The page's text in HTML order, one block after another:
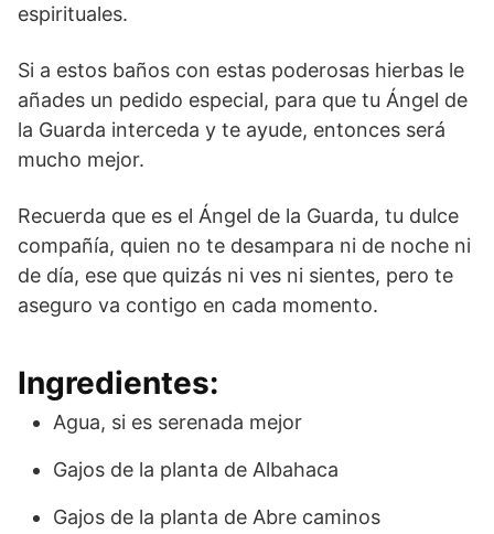
espirituales.
Si a estos baños con estas poderosas hierbas le
añades un pedido especial, para que tu Ángel de
la Guarda interceda y te ayude, entonces será
mucho mejor.
Recuerda que es el Ángel de la Guarda, tu dulce
compañía, quien no te desampara ni de noche ni
de día, ese que quizás ni ves ni sientes, pero te
aseguro va contigo en cada momento.
Ingredientes:
Agua, si es serenada mejor
Gajos de la planta de Albahaca
Gajos de la planta de Abre caminos